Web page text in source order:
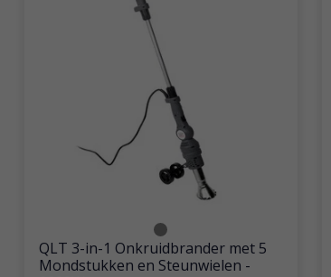
QLT 3-in-1 Onkruidbrander met 5
Mondstukken en Steunwielen -